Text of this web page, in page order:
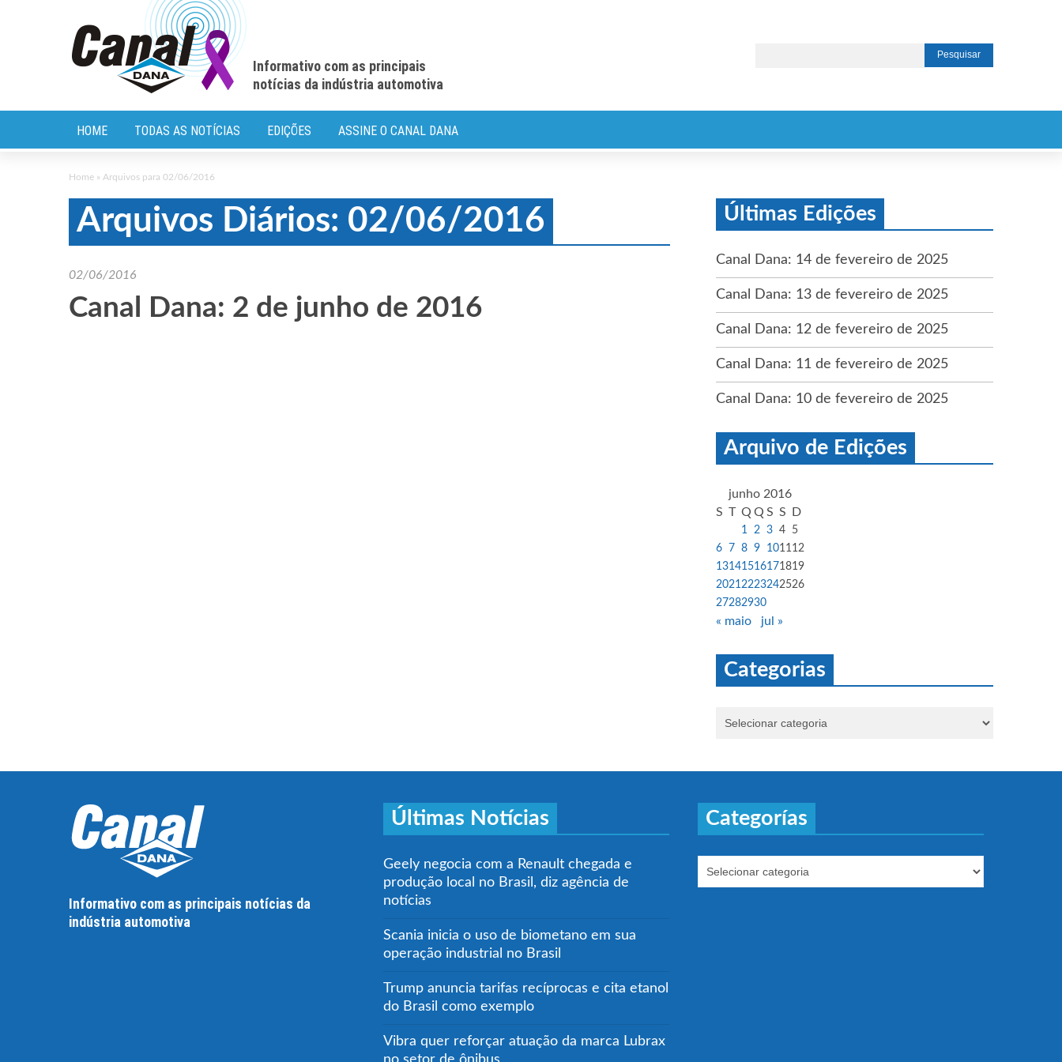
Informativo com as principais
notícias da indústria automotiva
HOME TODAS AS NOTÍCIAS EDIÇÕES ASSINE O CANAL DANA
Home » Arquivos para 02/06/2016
Arquivos Diários: 02/06/2016
02/06/2016
Canal Dana: 2 de junho de 2016
Últimas Edições
Canal Dana: 14 de fevereiro de 2025
Canal Dana: 13 de fevereiro de 2025
Canal Dana: 12 de fevereiro de 2025
Canal Dana: 11 de fevereiro de 2025
Canal Dana: 10 de fevereiro de 2025
Arquivo de Edições
junho 2016
S T Q Q S S D
1 2 3 4
5
6
7 8 9 101112
13141516171819
20212223242526
27282930
« maio jul »
Categorias
Informativo com as principais notícias da
indústria automotiva
Últimas Notícias
Geely negocia com a Renault chegada e
produção local no Brasil, diz agência de
notícias
Scania inicia o uso de biometano em sua
operação industrial no Brasil
Trump anuncia tarifas recíprocas e cita etanol
do Brasil como exemplo
Vibra quer reforçar atuação da marca Lubrax
Categorías